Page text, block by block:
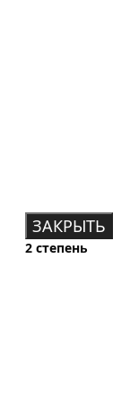
ЗАКРЫТЬ
2 степень